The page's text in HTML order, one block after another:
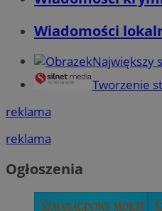
Wiadomości
Największy
Tworzenie
reklama
reklama
Ogłoszenia